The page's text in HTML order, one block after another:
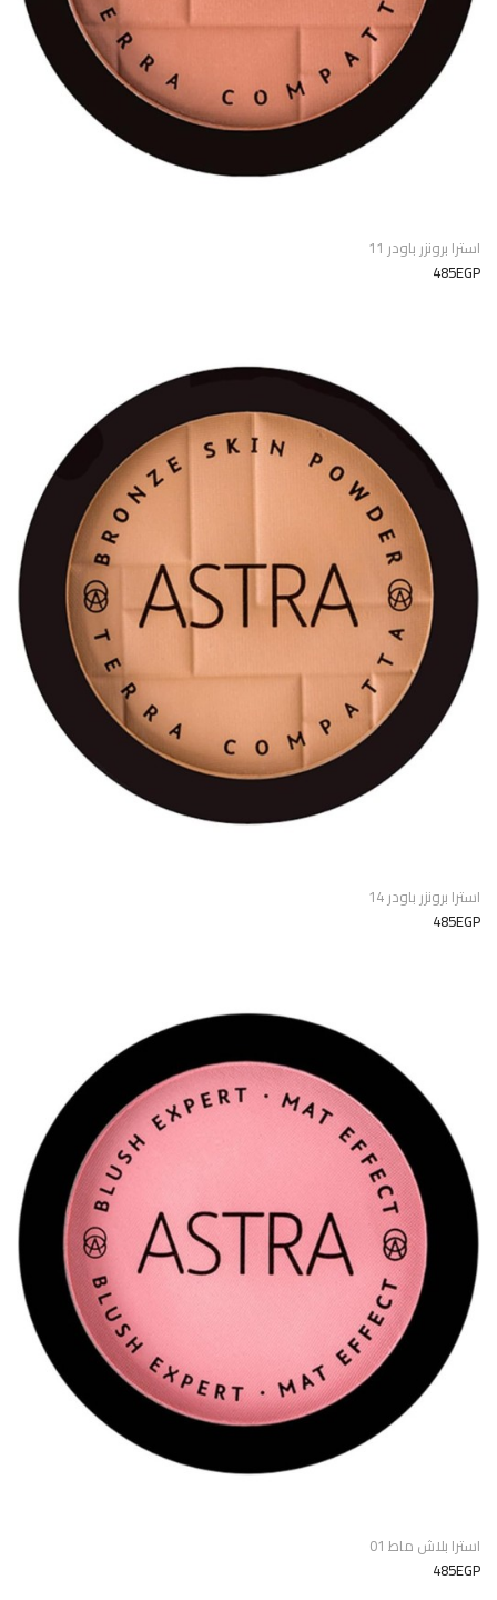
استرا برونزر باودر 11
485EGP
استرا برونزر باودر 14
485EGP
استرا بلاش ماط 01
485EGP